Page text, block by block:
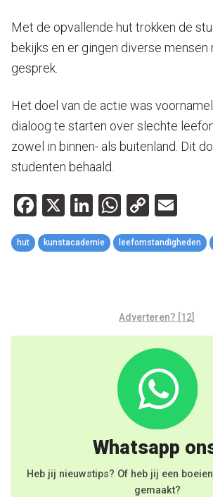
Met de opvallende hut trokken de
bekijks en er gingen diverse mensen
gesprek.
Het doel van de actie was
dialoog te starten over slechte
zowel in binnen- als buitenland. Dit
studenten behaald.
Facebook
X LinkedIn
WhatsApp
Copy
Link
hut kunstacademie leefomstandigheden
Adverteren? [12]
Whatsapp
Heb jij nieuwstips? Of heb jij een
gemaakt?